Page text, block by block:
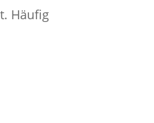
Häufig